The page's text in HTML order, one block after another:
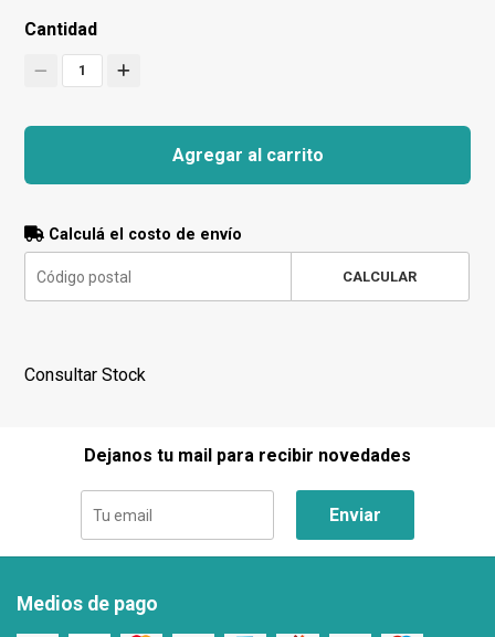
Cantidad
1
Agregar al carrito
Calculá el costo de envío
CALCULAR
Consultar Stock
Dejanos tu mail para recibir novedades
Enviar
Medios de pago